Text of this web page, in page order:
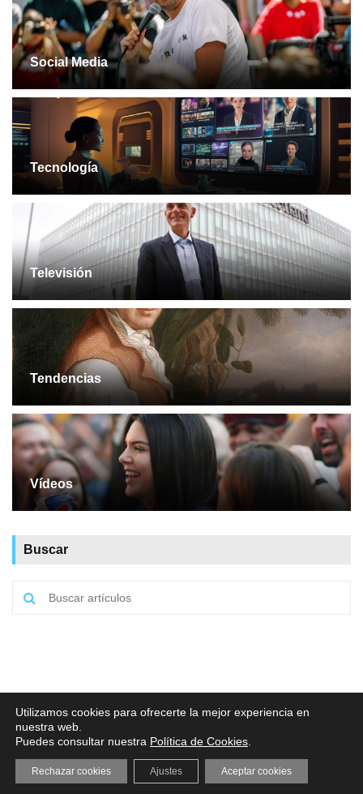
Social Media
Tecnología
Televisión
Tendencias
Vídeos
Buscar
Aviso legal·Política de Privacidad·Política de Cookies
Utilizamos cookies para ofrecerte la mejor experiencia en
nuestra web.
Puedes consultar nuestra Política de Cookies
Aceptar cookies
Rechazar cookies Ajustes